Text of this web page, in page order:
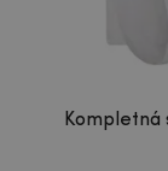
Kompletná